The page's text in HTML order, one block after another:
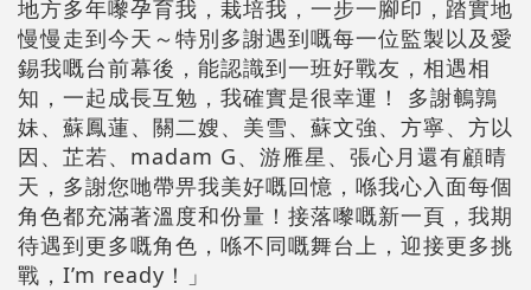
地方多年嚟孕育我，栽培我，一步一腳印，踏實地
慢慢走到今天～特別多謝遇到嘅每一位監製以及愛
錫我嘅台前幕後，能認識到一班好戰友，相遇相
知，一起成長互勉，我確實是很幸運！ 多謝鵪鶉
妹、蘇鳳蓮、關二嫂、美雪、蘇文強、方寧、方以
因、芷若、madam G、游雁星、張心月還有顧晴
天，多謝您哋帶畀我美好嘅回憶，喺我心入面每個
角色都充滿著溫度和份量！接落嚟嘅新一頁，我期
待遇到更多嘅角色，喺不同嘅舞台上，迎接更多挑
戰，I’m ready！」